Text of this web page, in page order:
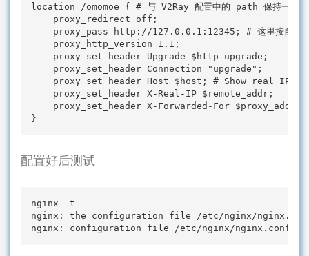
location /omomoe { # 与 V2Ray 配置中的 path 保持一致 ，
    proxy_redirect off;
proxy_pass http://127.0.0.1:12345; # 这里按自己喜
    proxy_http_version 1.1;
    proxy_set_header Upgrade $http_upgrade;
    proxy_set_header Connection "upgrade";
proxy_set_header Host $host; # Show real IP
    proxy_set_header X-Real-IP $remote_addr;
proxy_set_header X-Forwarded-For
}
配置好后测试
nginx -t
nginx: the configuration file /etc/nginx/
nginx: configuration file /etc/nginx/nginx.conf